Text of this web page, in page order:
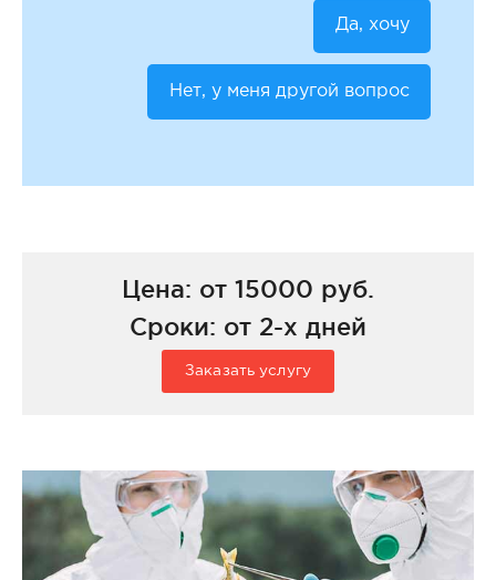
Да, хочу
Нет, у меня другой вопрос
Цена: от 15000 руб.
Сроки: от 2-х дней
Заказать услугу